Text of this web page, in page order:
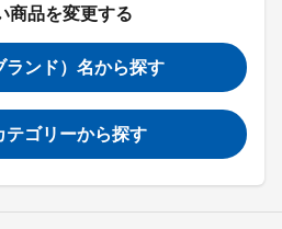
商品を変更する
ランド）名から探す
テゴリーから探す